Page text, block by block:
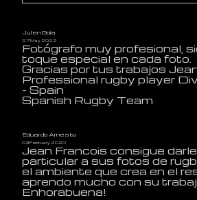
Julen Goia
27 May 2022
Fotógrafo muy profesional,
toque especial en cada foto.
Gracias por tus trabajos
Professional rugby player
- Spain
Spanish Rugby Team
Eduardo Arnesto
09 February 2020
Jean Francois consigue
particular a sus fotos de
el ambiente que crea en el
aprendo mucho con su
Enhorabuena!